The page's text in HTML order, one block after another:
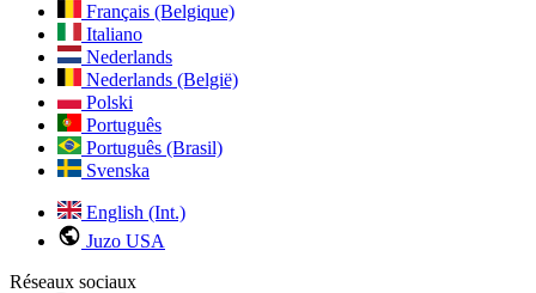
Français (Belgique)
Italiano
Nederlands
Nederlands (België)
Polski
Português
Português (Brasil)
Svenska
English (Int.)
Juzo USA
Réseaux sociaux